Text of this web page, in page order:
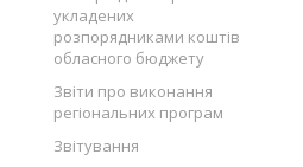
укладених
розпорядниками коштів
обласного бюджету
Звіти про виконання
регіональних програм
Звітування